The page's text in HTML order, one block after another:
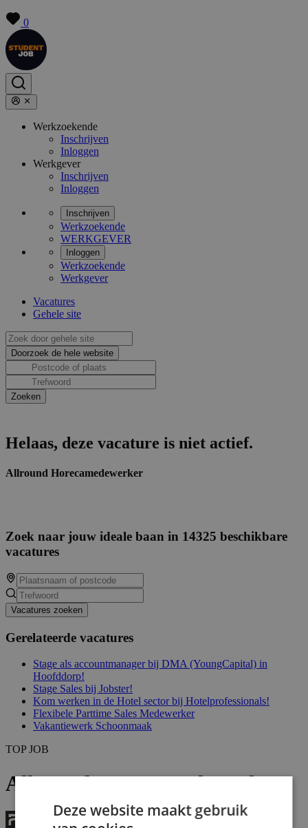
0
Werkzoekende
Inschrijven
Inloggen
Werkgever
Inschrijven
Inloggen
Inschrijven
Werkzoekende
WERKGEVER
Inloggen
Werkzoekende
Werkgever
Vacatures
Gehele site
Helaas, deze vacature is niet actief.
Allround Horecamedewerker
Zoek naar jouw ideale baan in 14325 beschikbare
vacatures
Vacatures zoeken
Gerelateerde vacatures
Stage als accountmanager bij DMA (YoungCapital) in
Hoofddorp!
Stage Sales bij Jobster!
Kom werken in de Hotel sector bij Hotelprofessionals!
Flexibele Parttime Sales Medewerker
Vakantiewerk Schoonmaak
TOP JOB
Allround Horecamedewerker
Deze website maakt gebruik